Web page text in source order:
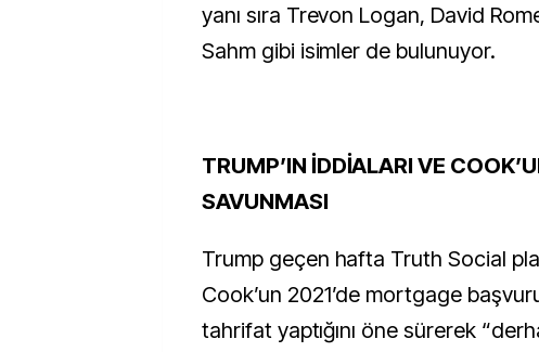
yanı sıra Trevon Logan, David
Sahm gibi isimler de bulunuyor.
TRUMP’IN İDDİALARI VE
SAVUNMASI
Trump geçen hafta Truth Social
Cook’un 2021’de mortgage
tahrifat yaptığını öne sürerek